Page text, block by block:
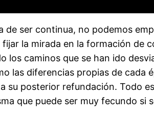
de ser continua, no podemos
la mirada en la formación de
los caminos que se han ido
las diferencias propias de cada
su posterior refundación. Todo
que puede ser muy fecundo si